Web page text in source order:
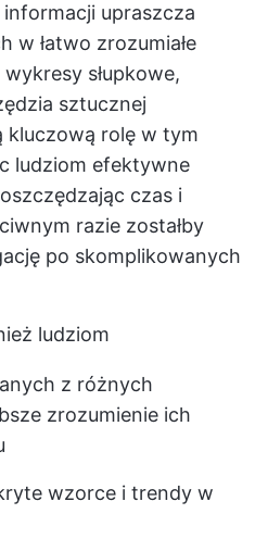
upraszcza
w łatwo zrozumiałe
słupkowe,
sztucznej
kluczową rolę w tym
ludziom efektywne
czas i
razie zostałby
po skomplikowanych
ludziom
z różnych
zrozumienie ich
wzorce i trendy w